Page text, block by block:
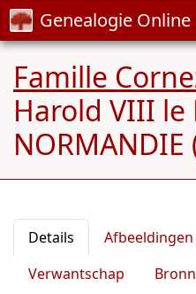
Genealogie Online
Famille
Harold VIII le
NORMANDIE
Details Afbeeldingen
Verwantschap